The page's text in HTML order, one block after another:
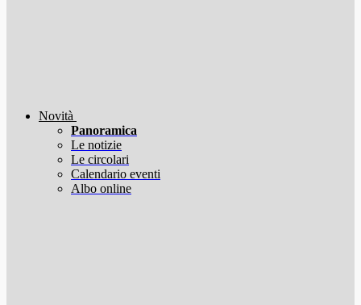
Novità
Panoramica
Le notizie
Le circolari
Calendario eventi
Albo online